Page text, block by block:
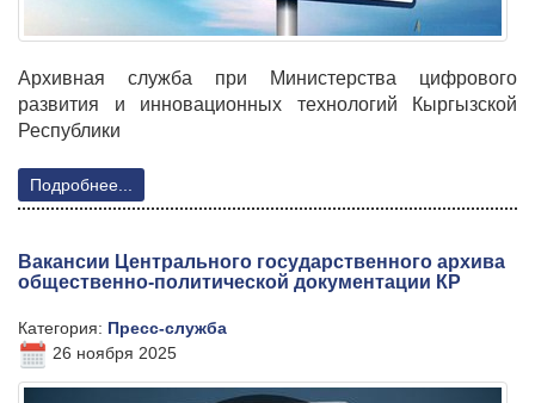
Архивная служба при Министерства цифрового
развития и инновационных технологий Кыргызской
Республики
Подробнее...
Вакансии Центрального государственного архива
общественно-политической документации КР
Категория: Пресс-служба
26 ноября 2025